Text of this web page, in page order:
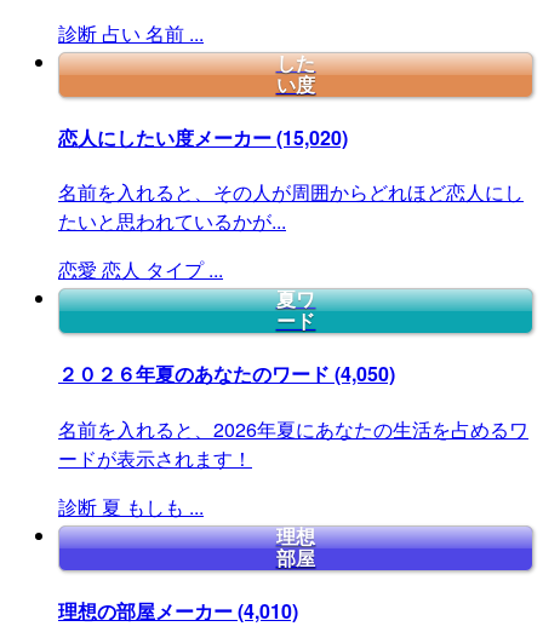
診断 占い 名前 ...
した
い度
恋人にしたい度メーカー(15,020)
名前を入れると、その人が周囲からどれほど恋人にし
たいと思われているかが...
恋愛 恋人 タイプ ...
夏ワ
ード
２０２６年夏のあなたのワード (4,050)
名前を入れると、2026年夏にあなたの生活を占めるワ
ードが表示されます！
診断 夏 もしも ...
理想
部屋
理想の部屋メーカー(4,010)